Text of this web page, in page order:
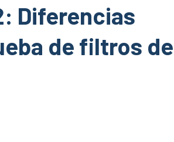
Diferencias
de filtros de